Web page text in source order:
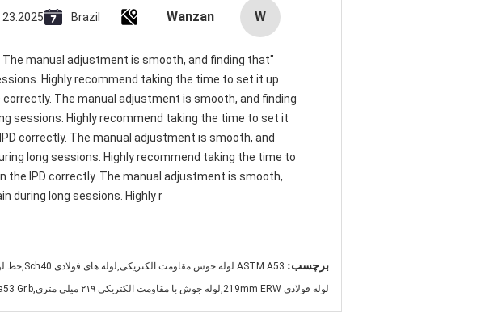
W
Wanzan
Brazil
The manual adjustment is smooth, and finding that
Highly recommend taking the time to set it up
The manual adjustment is smooth, and finding
sessions. Highly recommend taking the time to set it
correctly. The manual adjustment is smooth, and
long sessions. Highly recommend taking the time to
the IPD correctly. The manual adjustment is smooth,
during long sessions. Highly r
برچسب: ASTM A53 لوله جوش مقاومت الکتریکی,لوله های فولادی Sch40,خط لوله انتقال آب
لوله فولادی 219mm ERW,لوله جوش با مقاومت الکتریکی ۲۱۹ میلی متری,a53 Gr.b لوله فولادی 7mm ERW